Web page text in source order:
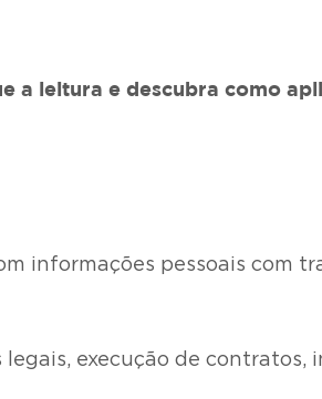
a leitura e descubra como
informações pessoais com
execução de contratos,